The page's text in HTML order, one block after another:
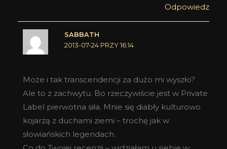
Odpowiedz
SABBATH
2013-07-24 PRZY 16:14
Może i tak transcendencji za dużo mi wyszło?
Ale to z zachwytu. Bo rzeczywiście jest w Private
Label pierwotna siła. Mnie się diabły kulturowo
kojarzą z duchami ziemi – trochę jak w
słowiańskich legendach.